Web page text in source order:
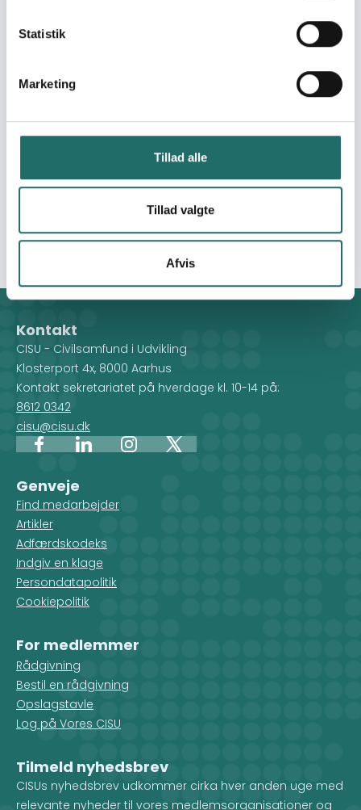
Statistik
Marketing
Tillad alle
Tillad valgte
Afvis
and amplify this popular support to SRHR in the Danish
development cooperation. We will offer the youth in
1. Establishing and enabling a “Youth Network for Global
Denmark, to develop and lead advocacy activities
encouraging young people in Denmark to contribute to
or endorse activities addressing Global SRHR challenges
and solutions. 2. Reaching and committing 200 young
people in Denmark to contribute to or endorse
international SRHR activities of DFPA and our partners in
the Global South through peer-led solidarity actions.
Kontakt
CISU - Civilsamfund i Udvikling
Klosterport 4x, 8000 Aarhus
Kontakt sekretariatet på hverdage kl. 10-14 på:
8612 0342
cisu@cisu.dk
FacebookLinkedInInstagram
X
Genveje
Find medarbejder
Artikler
Adfærdskodeks
Indgiv en klage
Persondatapolitik
Cookiepolitik
For medlemmer
Rådgivning
Bestil en rådgivning
Opslagstavle
Log på Vores CISU
Tilmeld nyhedsbrev
CISUs nyhedsbrev udkommer cirka hver anden uge med
relevante nyheder til vores medlemsorganisationer og